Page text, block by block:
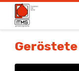
Spendetermine